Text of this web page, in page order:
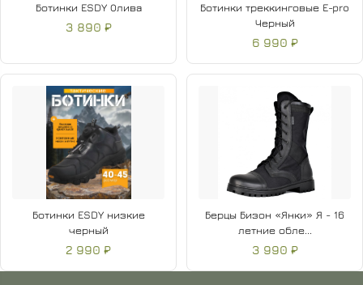
Ботинки ESDY Олива
3 890 ₽
Ботинки треккинговые E-pro
Черный
6 990 ₽
Ботинки ESDY низкие
черный
2 990 ₽
Берцы Бизон «Янки» Я - 16
летние обле...
3 990 ₽